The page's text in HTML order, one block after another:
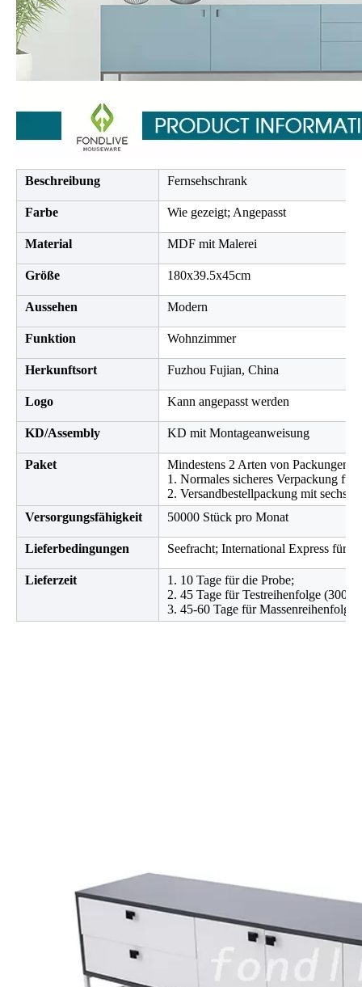
Beschreibung Fernsehschrank
Farbe Wie gezeigt; Angepasst
Material MDF mit Malerei
Größe 180x39.5x45cm
Aussehen Modern
Funktion Wohnzimmer
Herkunftsort Fuzhou Fujian, China
Logo Kann angepasst werden
KD/Assembly KD mit Montageanweisung
Paket
Mindestens 2 Arten von Packungen
1. Normales sicheres Verpackung für
2. Versandbestellpackung mit sechs
Versorgungsfähigkeit
50000 Stück pro Monat
Lieferbedingungen Seefracht; International Express für
Lieferzeit
1. 10 Tage für die Probe;
2. 45 Tage für Testreihenfolge (300
3. 45-60 Tage für Massenreihenfolge